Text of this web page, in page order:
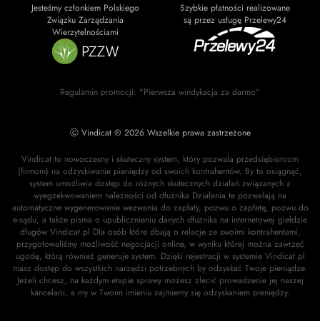
Jesteśmy członkiem Polskiego
Związku Zarządzania
Wierzytelnościami
Szybkie płatności realizowane
są przez usługę Przelewy24
Regulamin promocji: "Pierwsza windykacja za darmo"
Ⓒ Vindicat ® 2026 Wszelkie prawa zastrzeżone
Vindicat to nowoczesny i skuteczny system, który pozwala przedsiębiorcom
(firmom) na odzyskiwanie pieniędzy od swoich kontrahentów. By to osiągnąć,
system umożliwia dostęp do różnych skutecznych działań związanych z
wyegzekwowaniem należności od dłużnika Działania te pozwalają na
automatyczne wygenerowanie wezwania do zapłaty, pozwu o zapłatę, pozwu do
e-sądu, a także pisma o upublicznieniu danych dłużnika na internetowej giełdzie
długów Vindicat.pl Dla osób które dbają o relacje ze swoimi kontrahentami,
przygotowaliśmy możliwość negocjacji online, w wyniku której można zawrzeć
ugodę, którą również generuje system. Dzięki rejestracji w systemie Vindicat.pl
masz dostęp do wszystkich narzędzi potrzebnych by odzyskać Twoje pieniądze.
Jeżeli chcesz, na każdym etapie sprawy możesz zlecić prowadzenie jej naszej
kancelarii, a my w Twoim imieniu zajmiemy się odzyskaniem pieniędzy.